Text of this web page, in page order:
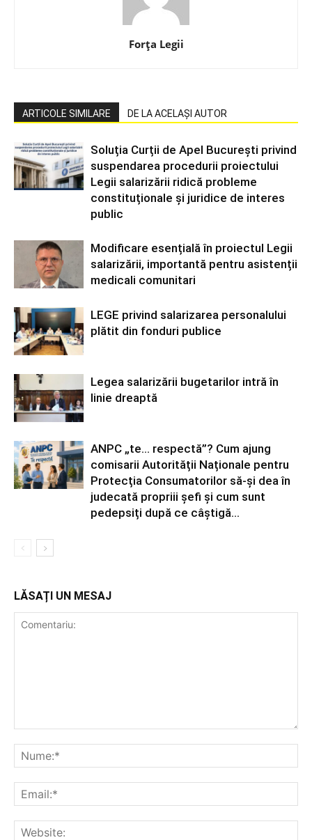
Forța Legii
ARTICOLE SIMILARE DE LA ACELAȘI AUTOR
Soluția Curții de Apel București privind
suspendarea procedurii proiectului
Legii salarizării ridică probleme
constituționale și juridice de interes
public
Modificare esențială în proiectul Legii
salarizării, importantă pentru asistenții
medicali comunitari
LEGE privind salarizarea personalului
plătit din fonduri publice
Legea salarizării bugetarilor intră în
linie dreaptă
ANPC „te… respectă”? Cum ajung
comisarii Autorității Naționale pentru
Protecția Consumatorilor să-și dea în
judecată propriii șefi și cum sunt
pedepsiți după ce câștigă...
LĂSAȚI UN MESAJ